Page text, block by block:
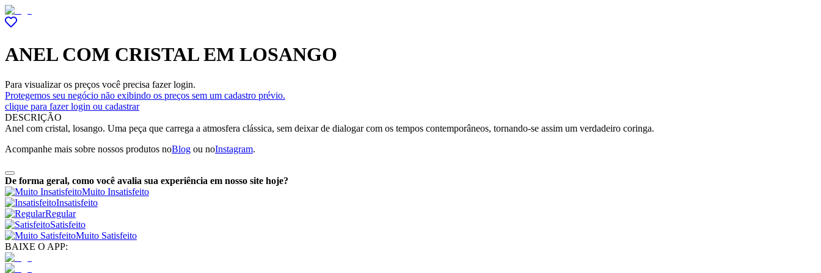
ANEL COM CRISTAL EM LOSANGO
Para visualizar os preços você precisa fazer login.
Protegemos seu negócio não exibindo os preços sem um cadastro prévio.
clique para fazer login ou cadastrar
DESCRIÇÃO
Anel com cristal, losango. Uma peça que carrega a atmosfera clássica, sem deixar de dialogar com os tempos contemporâneos, tornando-se assim um verdadeiro coringa.
Acompanhe mais sobre nossos produtos noBlog ou noInstagram.
De forma geral, como você avalia sua experiência em nosso site hoje?
Muito Insatisfeito
Insatisfeito
Regular
Satisfeito
Muito Satisfeito
BAIXE O APP: